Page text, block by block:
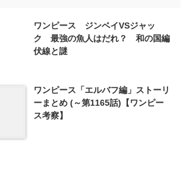
ワンピース ジンベイVSジャッ
ク 最強の魚人はだれ？ 和の国編
伏線と謎
ワンピース「エルバフ編」ストーリ
ーまとめ (～第1165話)【ワンピー
ス考察】